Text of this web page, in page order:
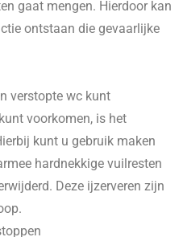
gaat mengen. Hierdoor kan
ontstaan die gevaarlijke
verstopte wc kunt
voorkomen, is het
kunt u gebruik maken
hardnekkige vuilresten
Deze ijzerveren zijn